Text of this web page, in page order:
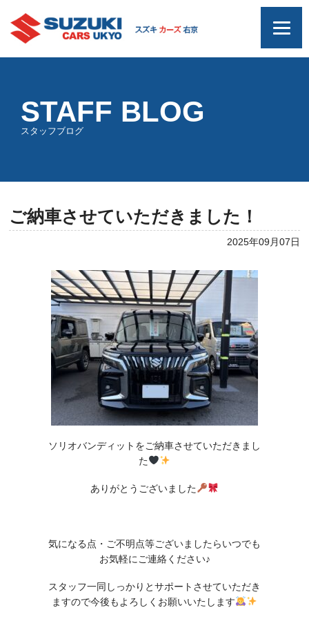
STAFF BLOG
スタッフブログ
ご納車させていただきました！
2025年09月07日
ソリオバンディットをご納車させていただきまし
た
ありがとうございました
気になる点・ご不明点等ございましたらいつでも
お気軽にご連絡ください♪
スタッフ一同しっかりとサポートさせていただき
ますので今後もよろしくお願いいたします